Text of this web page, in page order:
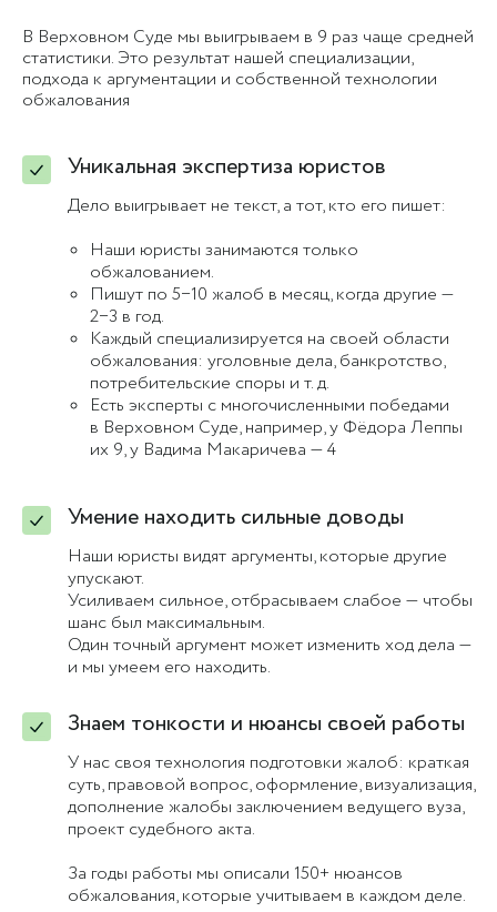
В Верховном Суде мы выигрываем в 9 раз чаще средней
статистики. Это результат нашей специализации,
подхода к аргументации и собственной технологии
обжалования
Уникальная экспертиза юристов
Дело выигрывает не текст, а тот, кто его пишет:
Наши юристы занимаются только
обжалованием.
Пишут по 5−10 жалоб в месяц, когда другие —
2−3 в год.
Каждый специализируется на своей области
обжалования: уголовные дела, банкротство,
потребительские споры и т. д.
Есть эксперты с многочисленными победами
в Верховном Суде, например, у Фёдора Леппы
их 9, у Вадима Макаричева — 4
Умение находить сильные доводы
Наши юристы видят аргументы, которые другие
упускают.
Усиливаем сильное, отбрасываем слабое — чтобы
шанс был максимальным.
Один точный аргумент может изменить ход дела —
и мы умеем его находить.
Знаем тонкости и нюансы своей работы
У нас своя технология подготовки жалоб: краткая
суть, правовой вопрос, оформление, визуализация,
дополнение жалобы заключением ведущего вуза,
проект судебного акта.
За годы работы мы описали 150+ нюансов
обжалования, которые учитываем в каждом деле.